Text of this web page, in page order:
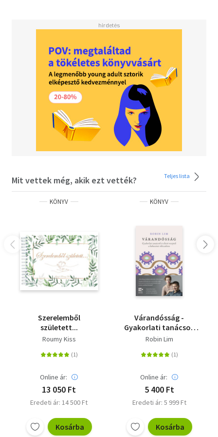
társszerkesztő a The Billfordnál valamit a Tumblr és a
Az Anya lettem - MOST MI LESZ??? az első könyve.
Családjával az oregoni Portlandben él.
Mit vettek még, akik ezt vették? Teljes lista
KÖNYV
Szerelemből
született...
Roumy Kiss
Online ár:
13 050 Ft
Eredeti ár: 14 500 Ft
Kosárba
KÖNYV
Várandósság -
Gyakorlati tanácsok
és éltető receptek a
Robin Lim
Online ár:
5 400 Ft
Eredeti ár: 5 999 Ft
Kosárba